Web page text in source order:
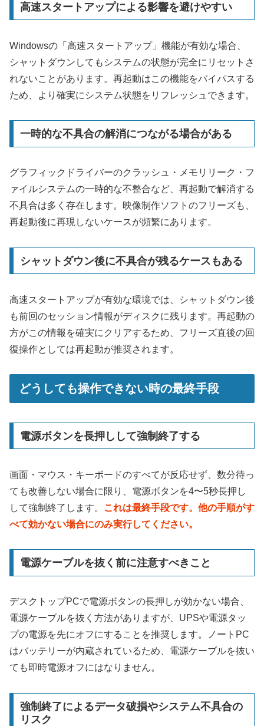
高速スタートアップによる影響を避けやすい
Windowsの「高速スタートアップ」機能が有効な場合、
シャットダウンしてもシステムの状態が完全にリセットさ
れないことがあります。再起動はこの機能をバイパスする
ため、より確実にシステム状態をリフレッシュできます。
一時的な不具合の解消につながる場合がある
グラフィックドライバーのクラッシュ・メモリリーク・フ
ァイルシステムの一時的な不整合など、再起動で解消する
不具合は多く存在します。映像制作ソフトのフリーズも、
再起動後に再現しないケースが頻繁にあります。
シャットダウン後に不具合が残るケースもある
高速スタートアップが有効な環境では、シャットダウン後
も前回のセッション情報がディスクに残ります。再起動の
方がこの情報を確実にクリアするため、フリーズ直後の回
復操作としては再起動が推奨されます。
どうしても操作できない時の最終手段
電源ボタンを長押しして強制終了する
画面・マウス・キーボードのすべてが反応せず、数分待っ
ても改善しない場合に限り、電源ボタンを4〜5秒長押し
して強制終了します。 これは最終手段です。他の手順がす
べて効かない場合にのみ実行してください。
電源ケーブルを抜く前に注意すべきこと
デスクトップPCで電源ボタンの長押しが効かない場合、
電源ケーブルを抜く方法がありますが、UPSや電源タッ
プの電源を先にオフにすることを推奨します。ノートPC
はバッテリーが内蔵されているため、電源ケーブルを抜い
ても即時電源オフにはなりません。
強制終了によるデータ破損やシステム不具合の
リスク